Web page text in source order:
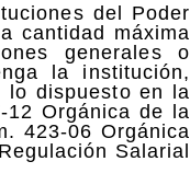
del Poder
cantidad máxima
generales o
la institución,
lo dispuesto en la
Orgánica de la
423-06 Orgánica
Salarial